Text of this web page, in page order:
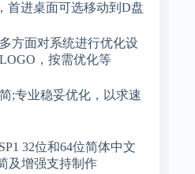
首进桌面可选移动到D盘
方面对系统进行优化设
，按需优化等
;专业稳妥优化，以求速
32位和64位简体中文
及增强支持制作